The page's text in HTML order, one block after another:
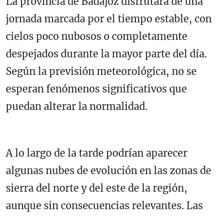
jornada marcada por el tiempo estable, con
cielos poco nubosos o completamente
despejados durante la mayor parte del día.
Según la previsión meteorológica, no se
esperan fenómenos significativos que
puedan alterar la normalidad.
A lo largo de la tarde podrían aparecer
algunas nubes de evolución en las zonas de
sierra del norte y del este de la región,
aunque sin consecuencias relevantes. Las